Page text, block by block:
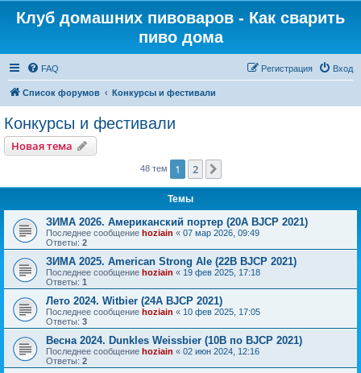
Клуб домашних пивоваров - Как cварить
пиво дома
FAQ Вход
Регистрация
Список форумов Конкурсы и фестивали
Конкурсы и фестивали
Новая тема
48 тем 1 2
Темы
ЗИМА 2026. Американский портер (20A BJCP 2021)
Последнее сообщение hoziain « 07 мар 2026, 09:49
Ответы: 2
ЗИМА 2025. American Strong Ale (22B BJCP 2021)
Последнее сообщение hoziain « 19 фев 2025, 17:18
Ответы: 1
Лето 2024. Witbier (24A BJCP 2021)
Последнее сообщение hoziain « 10 фев 2025, 17:05
Ответы: 3
Весна 2024. Dunkles Weissbier (10B по BJCP 2021)
Последнее сообщение hoziain « 02 июн 2024, 12:16
Ответы: 2